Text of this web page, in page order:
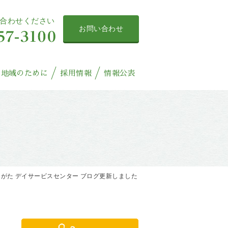
わせください
お問い合わせ
地域のために 採用情報 情報公表
た デイサービスセンター ブログ更新しました